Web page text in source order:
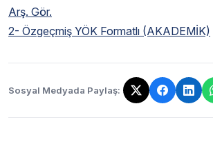
Arş. Gör.
2- Özgeçmiş YÖK Formatlı (AKADEMİK)
Sosyal Medyada Paylaş:
Bağlantı kopyalandı!